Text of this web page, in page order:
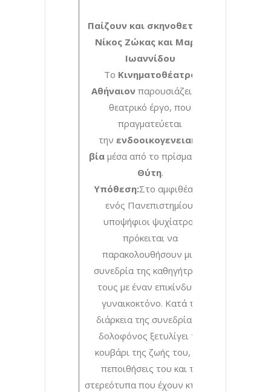
Παίζουν και σκηνοθετούν:
Νίκος Ζώκας και Μαρία
Ιωαννίδου
Το Κινηματοθέατρο
Αθήναιονπαρουσιάζει ένα
θεατρικό έργο, που
πραγματεύεται
την ενδοοικογενειακή
βίαμέσα από το πρίσματου
Θύτη.
Υπόθεση:Στο αμφιθέατρο
ενός Πανεπιστημίου,
υποψήφιοι ψυχίατροι
πρόκειται να
παρακολουθήσουν μια
συνεδρία της καθηγήτριάς
τους με έναν επικίνδυνο
γυναικοκτόνο. Κατά τη
διάρκεια της συνεδρίας ο
δολοφόνος ξετυλίγει το
κουβάρι της ζωής του, τις
πεποιθήσεις του και τα
στερεότυπα που έχουν κτιστεί